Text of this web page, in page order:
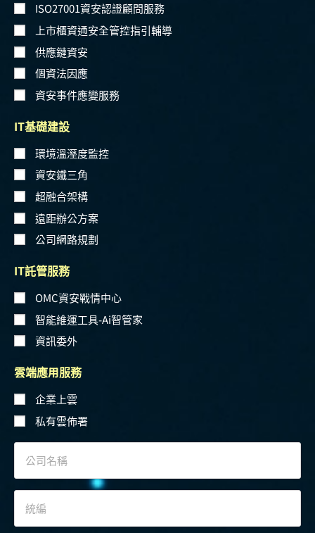
ISO27001資安認證顧問服務
上市櫃資通安全管控指引輔導
供應鏈資安
個資法因應
資安事件應變服務
IT基礎建設
環境溫溼度監控
資安鐵三角
超融合架構
遠距辦公方案
公司網路規劃
IT託管服務
OMC資安戰情中心
智能維運工具-Ai智管家
資訊委外
雲端應用服務
企業上雲
私有雲佈署